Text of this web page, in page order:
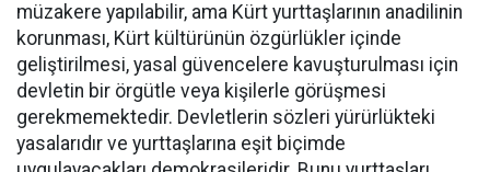
müzakere yapılabilir, ama Kürt yurttaşlarının anadilinin
korunması, Kürt kültürünün özgürlükler içinde
geliştirilmesi, yasal güvencelere kavuşturulması için
devletin bir örgütle veya kişilerle görüşmesi
gerekmemektedir. Devletlerin sözleri yürürlükteki
yasalarıdır ve yurttaşlarına eşit biçimde